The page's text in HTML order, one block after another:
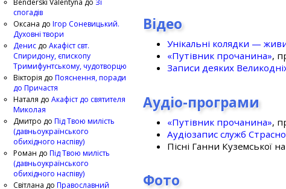
Відео
Унікальні колядки —
«Путівник прочанина»,
Записи деяких
Аудіо-програми
«Путівник прочанина»,
Аудіозапис служб
Пісні Ганни Куземської
Фото
спогадів
Оксана до Ігор Соневицький.
Духовні твори
Денис до Акафіст свт.
Спиридону, єпископу
Тримифунтському, чудотворцю
Вікторія до Пояснення, поради
до Причастя
Наталя до Акафіст до святителя
Миколая
Дмитро до Під Твою милість
(давньоукраїнського
обихідного наспіву)
Роман до Під Твою милість
(давньоукраїнського
обихідного наспіву)
Світлана до Православний